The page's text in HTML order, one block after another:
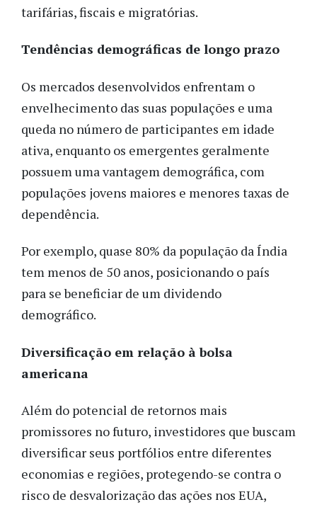
tarifárias, fiscais e migratórias.
Tendências demográficas de longo prazo
Os mercados desenvolvidos enfrentam o
envelhecimento das suas populações e uma
queda no número de participantes em idade
ativa, enquanto os emergentes geralmente
possuem uma vantagem demográfica, com
populações jovens maiores e menores taxas de
dependência.
Por exemplo, quase 80% da população da Índia
tem menos de 50 anos, posicionando o país
para se beneficiar de um dividendo
demográfico.
Diversificação em relação à bolsa
americana
Além do potencial de retornos mais
promissores no futuro, investidores que buscam
diversificar seus portfólios entre diferentes
economias e regiões, protegendo-se contra o
risco de desvalorização das ações nos EUA,